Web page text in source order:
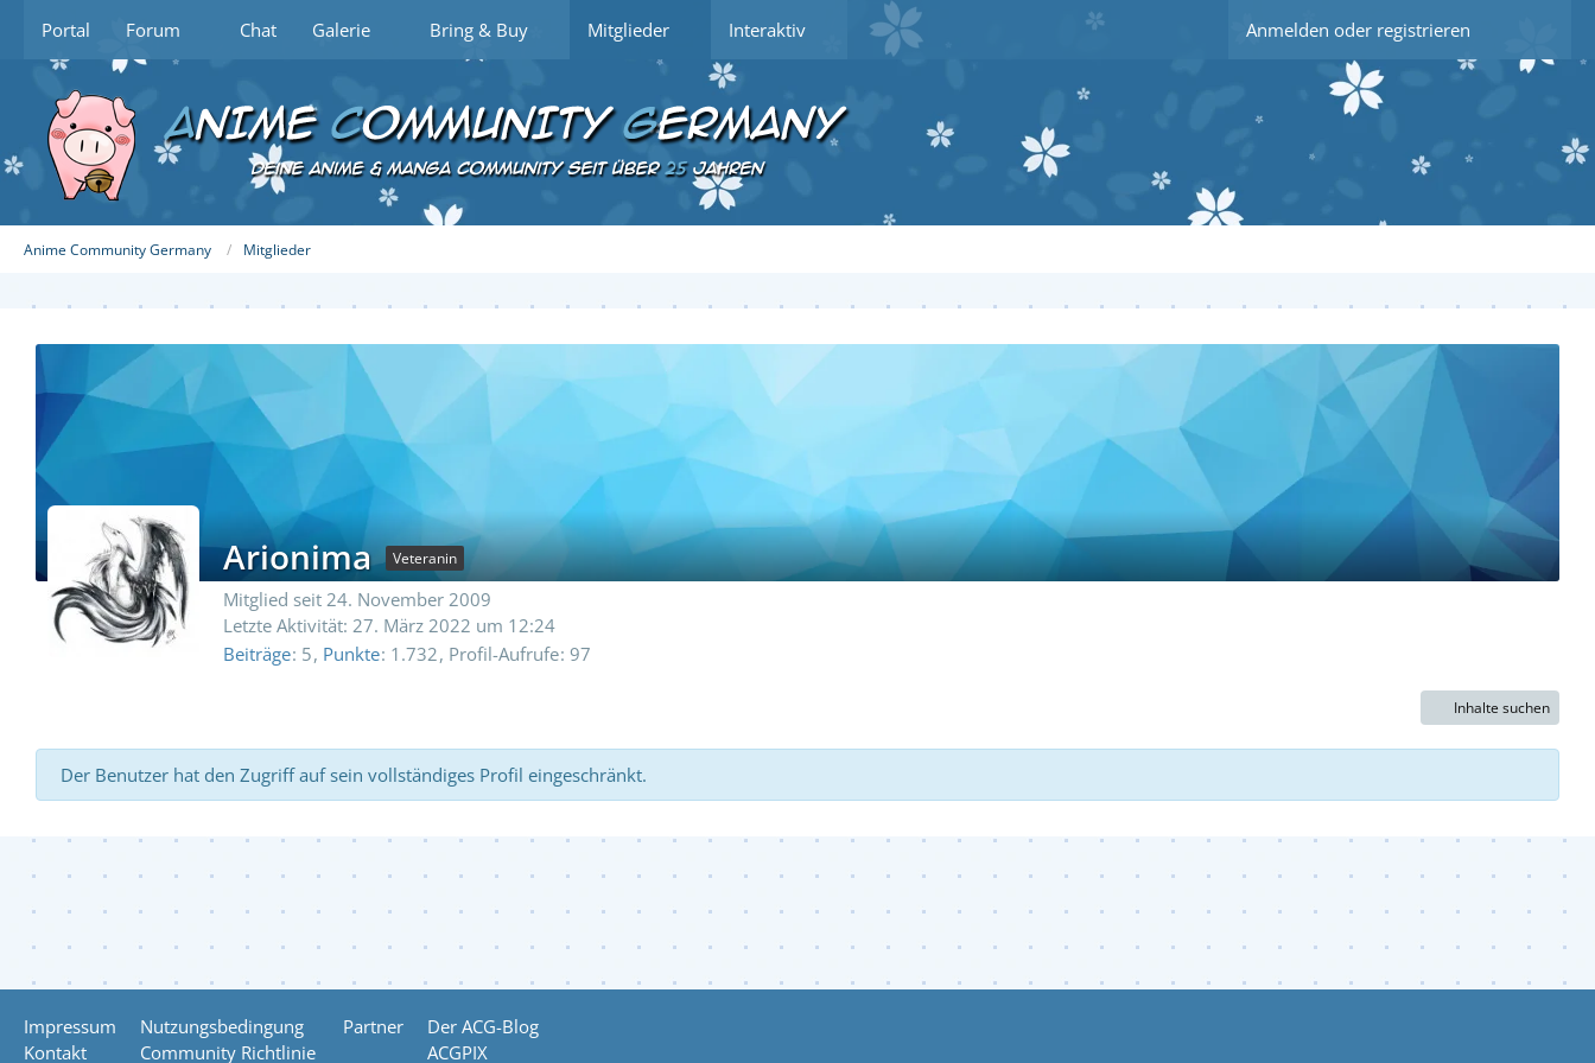
Portal Forum Chat Galerie Bring & Buy Mitglieder Interaktiv Anmelden oder registrieren
Anime Community Germany Mitglieder
Arionima Veteranin
Mitglied seit 24. November 2009
Letzte Aktivität: 27. März 2022 um 12:24
Beiträge 5 Punkte 1.732 Profil-Aufrufe 97
Inhalte suchen
Der Benutzer hat den Zugriff auf sein vollständiges Profil eingeschränkt.
Impressum
Kontakt
Nutzungsbedingung
Community Richtlinie
Partner
Der ACG-Blog
ACGPIX